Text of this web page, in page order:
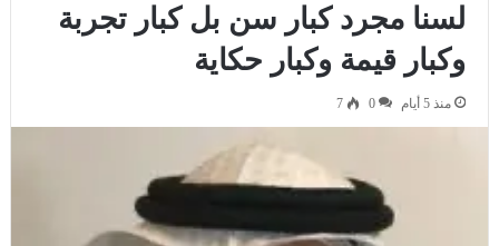
لسنا مجرد كبار سن بل كبار تجربة
وكبار قيمة وكبار حكاية
منذ 5 أيام 0
7